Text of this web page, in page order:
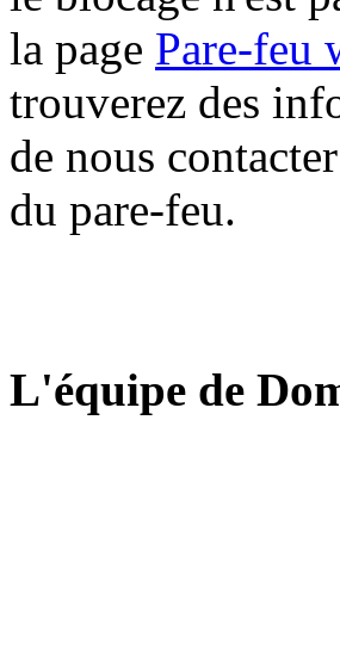
la page Pare-feu
trouverez des
de nous
du pare-feu.
L'équipe de